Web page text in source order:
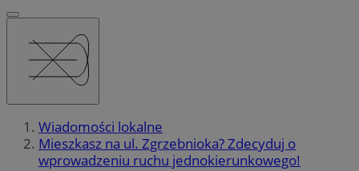
Wiadomości lokalne
Mieszkasz na ul. Zgrzebnioka? Zdecyduj o
wprowadzeniu ruchu jednokierunkowego!